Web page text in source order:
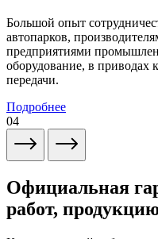
Большой опыт
автопарков,
предприятиями
оборудование, в приводах
передачи.
Подробнее
04
Официальная
работ,